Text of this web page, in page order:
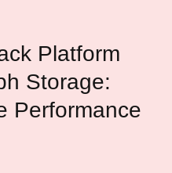
Platform
Storage:
Performance